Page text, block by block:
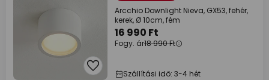
Arcchio Downlight Nieva, GX53, fehér,
kerek, Ø 10cm, fém
16 990 Ft
Fogy. ár18 990 Ft
Szállítási idő: 3-4 hét